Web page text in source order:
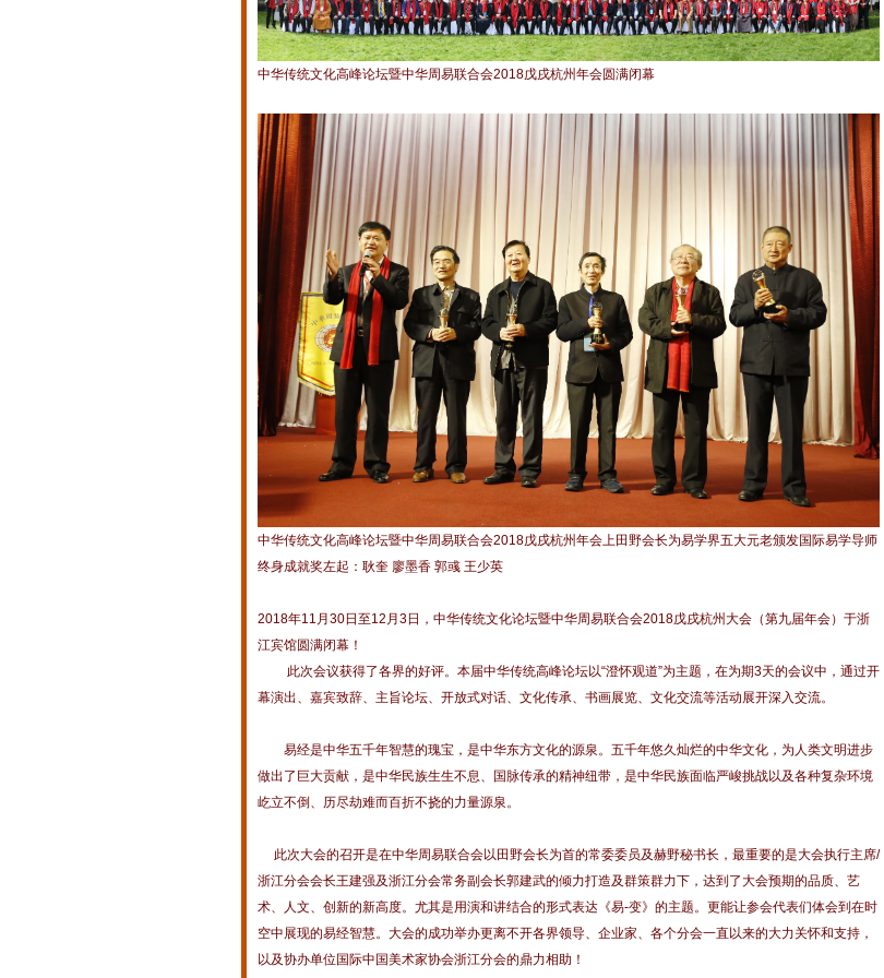
中华传统文化高峰论坛暨中华周易联合会2018戊戌杭州年会圆满闭幕
中华传统文化高峰论坛暨中华周易联合会2018戊戌杭州年会上田野会长为易学界五大元老颁发国际易学导师
终身成就奖左起：耿奎 廖墨香 郭彧 王少英
2018年11月30日至12月3日，中华传统文化论坛暨中华周易联合会2018戊戌杭州大会（第九届年会）于浙
江宾馆圆满闭幕！
此次会议获得了各界的好评。本届中华传统高峰论坛以“澄怀观道”为主题，在为期3天的会议中，通过开
幕演出、嘉宾致辞、主旨论坛、开放式对话、文化传承、书画展览、文化交流等活动展开深入交流。
易经是中华五千年智慧的瑰宝，是中华东方文化的源泉。五千年悠久灿烂的中华文化，为人类文明进步
做出了巨大贡献，是中华民族生生不息、国脉传承的精神纽带，是中华民族面临严峻挑战以及各种复杂环境
屹立不倒、历尽劫难而百折不挠的力量源泉。
此次大会的召开是在中华周易联合会以田野会长为首的常委委员及赫野秘书长，最重要的是大会执行主席/
浙江分会会长王建强及浙江分会常务副会长郭建武的倾力打造及群策群力下，达到了大会预期的品质、艺
术、人文、创新的新高度。尤其是用演和讲结合的形式表达《易-变》的主题。更能让参会代表们体会到在时
空中展现的易经智慧。大会的成功举办更离不开各界领导、企业家、各个分会一直以来的大力关怀和支持，
以及协办单位国际中国美术家协会浙江分会的鼎力相助！